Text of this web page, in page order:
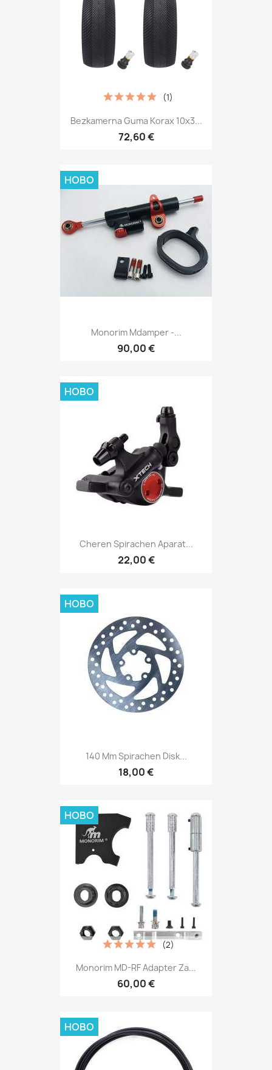
Bezkamerna Guma Korax 10x3...
72,60 €
(1)
Monorim Mdamper -...
90,00 €
НОВО
Cheren Spirachen Aparat...
22,00 €
НОВО
140 Mm Spirachen Disk...
18,00 €
НОВО
Monorim MD-RF Adapter Za...
60,00 €
(2)
НОВО
НОВО